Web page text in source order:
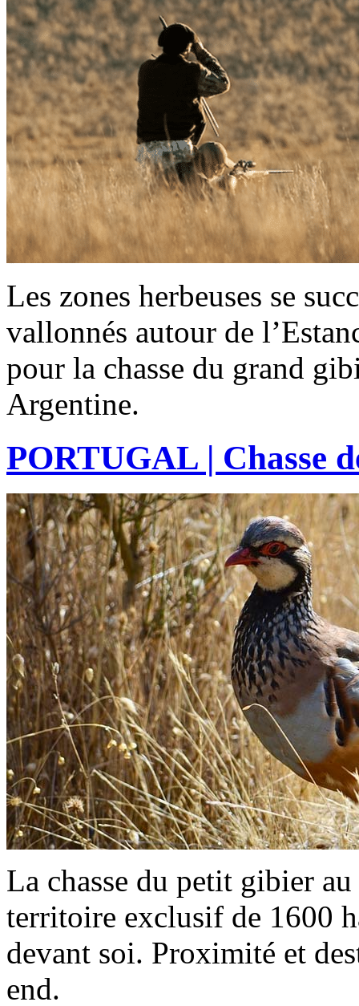
Les zones herbeuses se
vallonnés autour de
pour la chasse du grand
Argentine.
PORTUGAL | Chasse
La chasse du petit gibier
territoire exclusif de 1600
devant soi. Proximité et
end.